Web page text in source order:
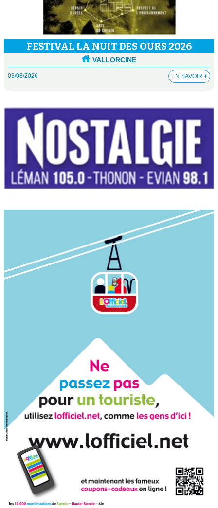
FESTIVAL LA NUIT DES OURS 2026
VALLORCINE
03/08/2026 EN SAVOIR +